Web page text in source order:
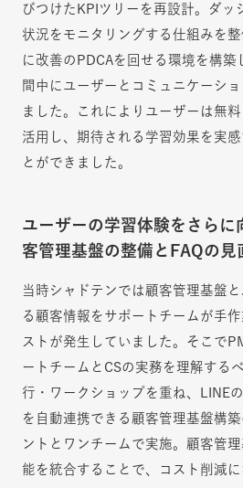
びつけたKPIツリーを再設計。ダッ
状況をモニタリングする仕組みを
に改善のPDCAを回せる環境を構築
間中にユーザーとコミュニケーシ
ました。これによりユーザーは無
活用し、期待される学習効果を実
とができました。
ユーザーの学習体験をさらに
客管理基盤の整備とFAQの見
当時シャドテンでは顧客管理基盤
る顧客情報をサポートチームが手
ストが発生していました。そこで
ートチームとCSの実務を理解する
行・ワークショップを重ね、LINE
を自動連携できる顧客管理基盤構
ントとワンチームで実施。顧客管
能を統合することで、コスト削減に